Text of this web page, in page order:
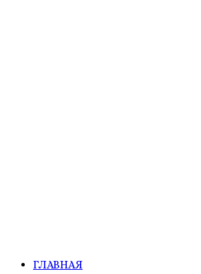
ГЛАВНАЯ